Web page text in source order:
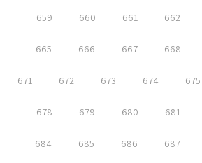
659 660 661 662
665 666 667 668
671 672 673 674 675
678 679 680 681
684 685 686 687